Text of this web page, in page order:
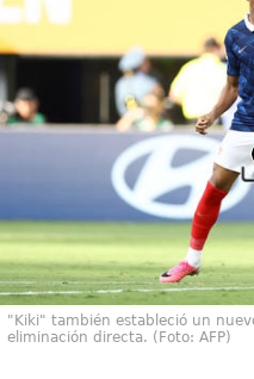
"Kiki" también estableció un
eliminación directa. (Foto: AFP)